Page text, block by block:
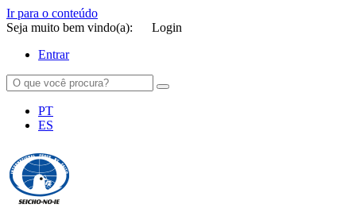
Ir para o conteúdo
Seja muito bem vindo(a):
Login
Entrar
PT
ES